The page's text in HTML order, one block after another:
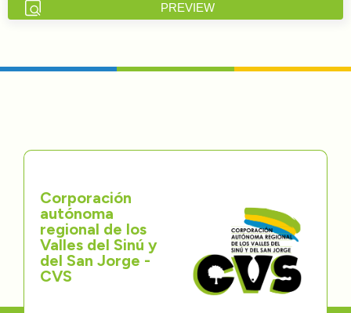
Transparencia
Participa
Trámites y Servicios
Contáctenos
PREVIEW
Corporación
autónoma
regional de los
Valles del Sinú y
del San Jorge -
CVS